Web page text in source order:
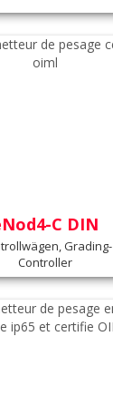
C DIN
Grading-
Controller